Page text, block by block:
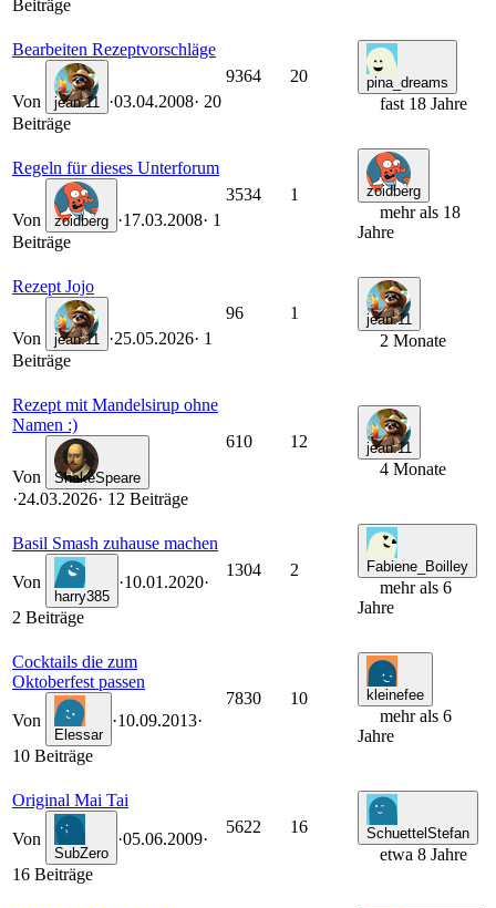
Beiträge
Bearbeiten Rezeptvorschläge
Von jean.11 ·03.04.2008· 20
Beiträge
9364 20 pina_dreams
fast 18 Jahre
Regeln für dieses Unterforum
Von zoidberg ·17.03.2008· 1
Beiträge
3534 1 zoidberg
mehr als 18
Jahre
Rezept Jojo
Von jean.11 ·25.05.2026· 1
Beiträge
96 1 jean.11
2 Monate
Rezept mit Mandelsirup ohne
Namen :)
Von ShakeSpeare
·24.03.2026· 12 Beiträge
610 12 jean.11
4 Monate
Basil Smash zuhause machen
Von
harry385
·10.01.2020·
2 Beiträge
1304 2 Fabiene_Boilley
mehr als 6
Jahre
Cocktails die zum
Oktoberfest passen
Von
Elessar
·10.09.2013·
10 Beiträge
7830 10 kleinefee
mehr als 6
Jahre
Original Mai Tai
Von
SubZero
·05.06.2009·
16 Beiträge
5622 16 SchuettelStefan
etwa 8 Jahre